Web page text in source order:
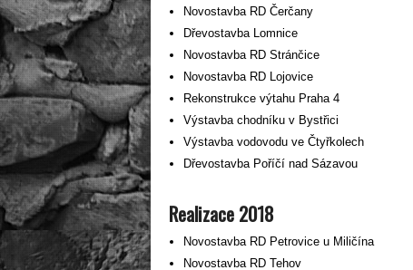
Novostavba RD Čerčany
Dřevostavba Lomnice
Novostavba RD Stránčice
Novostavba RD Lojovice
Rekonstrukce výtahu Praha 4
Výstavba chodníku v Bystřici
Výstavba vodovodu ve Čtyřkolech
Dřevostavba Poříčí nad Sázavou
Realizace 2018
Novostavba RD Petrovice u Miličína
Novostavba RD Tehov